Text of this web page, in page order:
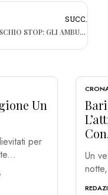
SUCC.
BARI, MERCATI SERALI ESTIVI A RISCHIO STOP: GLI AMBULANTI DICONO NO AI TURNI POMERIDIANI
Un
per
Un